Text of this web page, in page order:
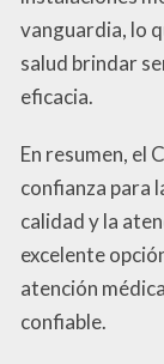
vanguardia, lo
salud brindar
eficacia.
En resumen, el
confianza para
calidad y la
excelente
atención
confiable.